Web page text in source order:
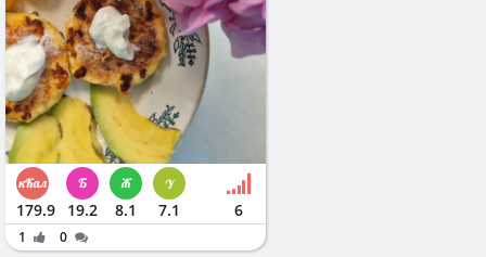
179.9 19.2 8.1 7.1 6
1 0